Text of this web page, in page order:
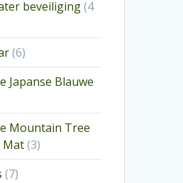
beveiliging 4
66
producten
Japanse Blauwe
Mountain Tree
Mat 33
producten
77